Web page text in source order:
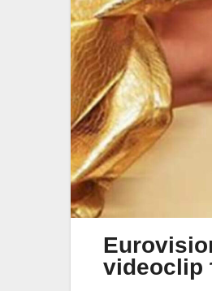
videoclip